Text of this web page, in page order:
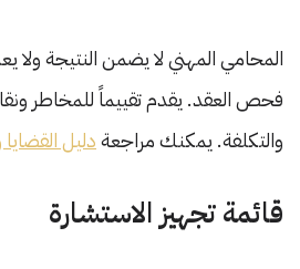
المحامي المهني لا يضمن النتيجة ولا
فحص العقد. يقدم تقييماً للمخاطر
والتكلفة. يمكنك مراجعةدليل
قائمة تجهيز الاستشارة